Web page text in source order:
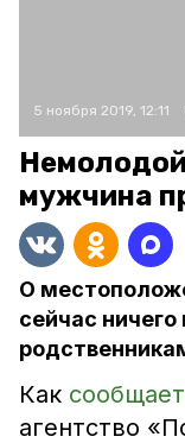
5 ноября 2019, 12:11
мужчина
О
сейчас ничего
Как сообщает
агентство